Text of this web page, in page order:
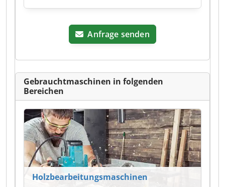
Anfrage senden
Gebrauchtmaschinen in folgenden
Bereichen
Holzbearbeitungsmaschinen